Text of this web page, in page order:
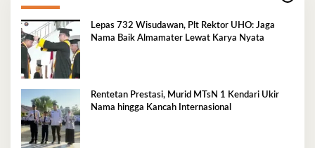
Lepas 732 Wisudawan, Plt Rektor UHO: Jaga
Nama Baik Almamater Lewat Karya Nyata
Rentetan Prestasi, Murid MTsN 1 Kendari Ukir
Nama hingga Kancah Internasional